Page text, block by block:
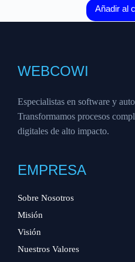
Añadir al
WEBCOWI
Especialistas en software y
Transformamos procesos
digitales de alto impacto.
EMPRESA
Sobre Nosotros
Misión
Visión
Nuestros Valores